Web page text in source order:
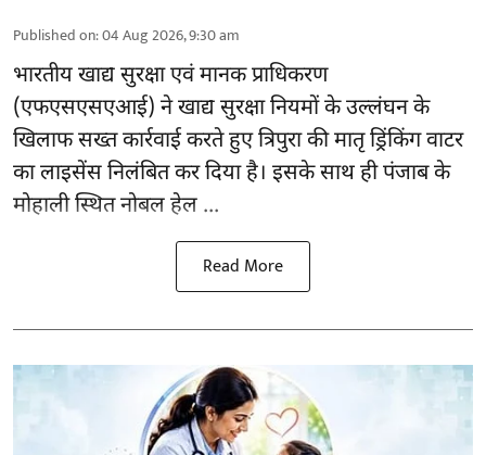
Published on:04 Aug 2026, 9:30 am
भारतीय खाद्य सुरक्षा एवं मानक प्राधिकरण
(एफएसएसएआई) ने खाद्य सुरक्षा नियमों के उल्लंघन के
खिलाफ सख्त कार्रवाई करते हुए त्रिपुरा की मातृ ड्रिंकिंग वाटर
का लाइसेंस निलंबित कर दिया है। इसके साथ ही पंजाब के
मोहाली स्थित नोबल हेल ...
Read More